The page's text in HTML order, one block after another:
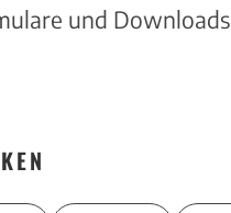
und Downloads